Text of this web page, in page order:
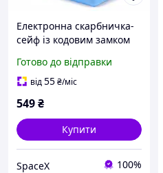
Електронна скарбничка-
сейф із кодовим замком
Готово до відправки
від55₴/міс
549₴
Купити
SpaceX 100%